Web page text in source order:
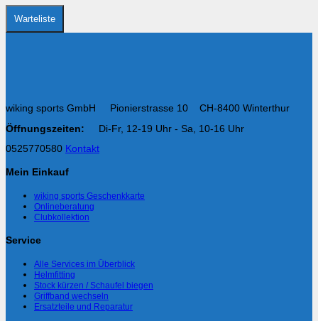
Produktseite
gewählt
Warteliste
wiking sports GmbH Pionierstrasse 10 CH-8400 Winterthur
Öffnungszeiten: Di-Fr, 12-19 Uhr - Sa, 10-16 Uhr
0525770580 Kontakt
Mein Einkauf
wiking sports Geschenkkarte
Onlineberatung
Clubkollektion
Service
Alle Services im Überblick
Helmfitting
Stock kürzen / Schaufel biegen
Griffband wechseln
Ersatzteile und Reparatur